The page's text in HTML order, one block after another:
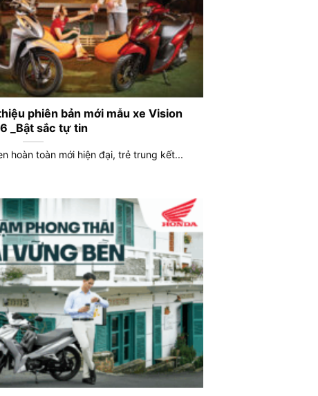
phiên bản mới mẫu xe Vision
_Bật sắc tự tin
hoàn toàn mới hiện đại, trẻ trung kết...